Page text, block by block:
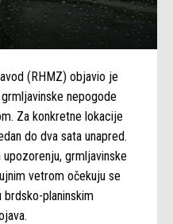
(RHMZ) objavio je
nepogode
Za konkretne lokacije
do dva sata unapred.
grmljavinske
vetrom očekuju se
brdsko-planinskim